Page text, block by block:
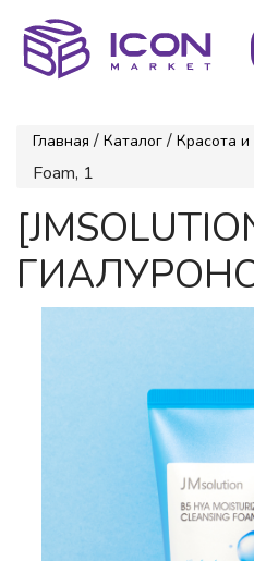
Главная / Каталог / Красота и
Foam, 1